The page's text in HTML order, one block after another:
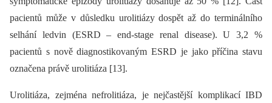
pacientů může v důsledku urolitiázy dospět až do terminálního
selhání ledvin (ESRD –⁠ end-stage renal disease). U 3,2 %
pacientů s nově dia­gnostikovaným ESRD je jako příčina stavu
označena právě urolitiáza [13].
Urolitiáza, zejména nefrolitiáza, je nejčastější komplikací IBD